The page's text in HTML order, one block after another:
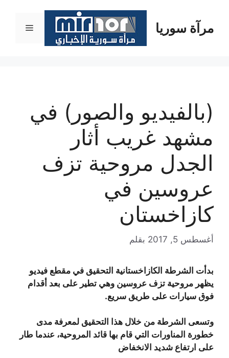
المحتوىمرآة سوريا القائمة
(بالفيديو والصور) في
مشهد غريب أثار
الجدل مروحية تزف
عروسين في
كازاخستان
أغسطس 5, 2017 بقلم
بدأت الشرطة الكازاخستانية التحقيق في مقطع فيديو
يظهر مروحية تزف عروسين وهي تطير على بعد أقدام
فوق سيارات على طريق سريع.
وتسعى الشرطة من خلال هذا التحقيق لمعرفة مدى
خطورة المناورات التي قام بها قائد المروحية، عندما طار
على ارتفاع شديد الانخفاض